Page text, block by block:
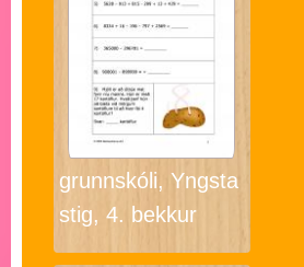
grunnskóli, Yngsta
stig, 4. bekkur